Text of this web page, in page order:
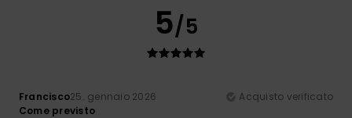
5/5
Francisco25. gennaio 2026
Acquisto verificato
Come previsto